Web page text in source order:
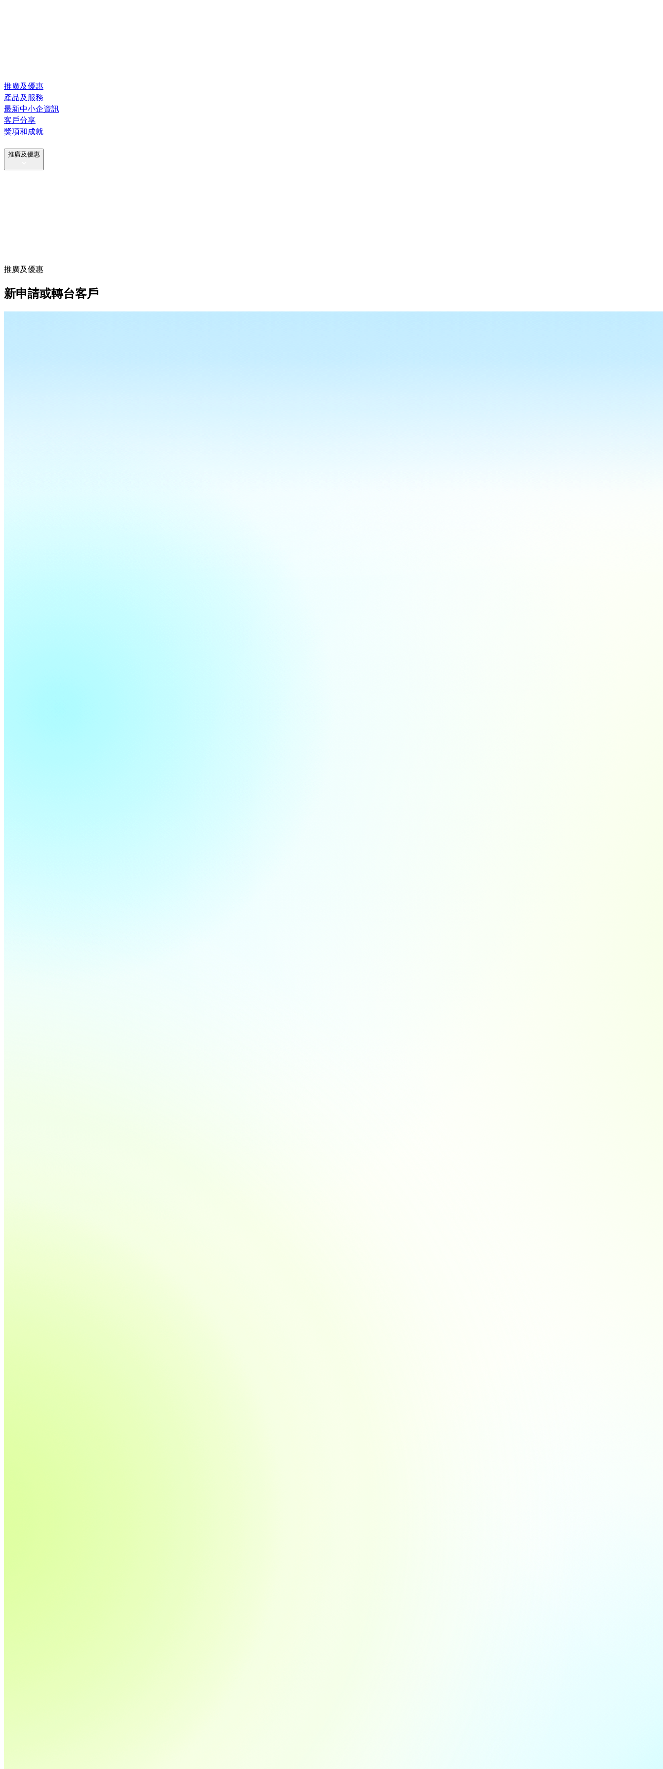
推廣及優惠
產品及服務
最新中小企資訊
客戶分享
獎項和成就
推廣及優惠
推廣及優惠
新申請或轉台客戶